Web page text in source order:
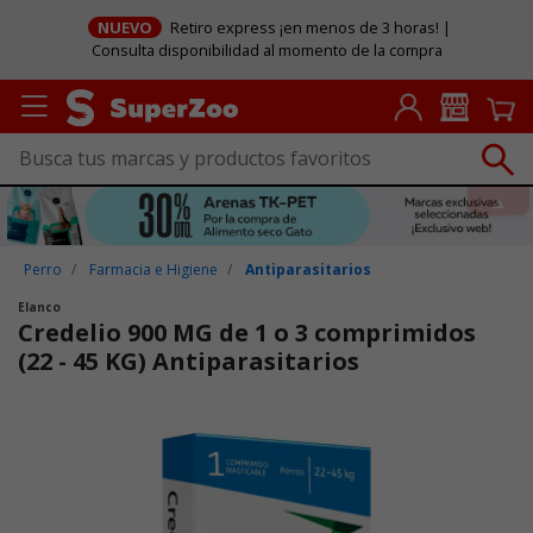
NUEVO
Retiro express ¡en menos de 3 horas! |
Consulta disponibilidad al momento de la compra
Perro Farmacia e Higiene Antiparasitarios
Elanco
Credelio 900 MG de 1 o 3 comprimidos
(22 - 45 KG) Antiparasitarios